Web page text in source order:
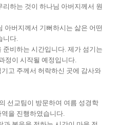
리하는 것이 하나님 아버지께서 원
아버지께서 기뻐하시는 삶은 어떤
니다.
비하는 시간입니다. 제가 섬기는
정이 시작될 예정입니다.
고 주께서 허락하신 곳에 감사와
선교팀이 방문하여 여름 성경학
을 진행하였습니다.